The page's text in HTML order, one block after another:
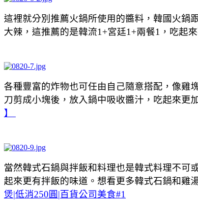
這裡就分別推薦火鍋所使用的醬料，韓國火鍋
大辣，這推薦的是韓流1+宮廷1+兩餐1，吃起
各種豐富的炸物也可任由自己隨意搭配，像雞
刀剪成小塊後，放入鍋中吸收醬汁，吃起來
】
當然韓式石鍋與拌飯和料理也是韓式料理不可
起來更有拌飯的味道。想看更多韓式石鍋和雞
煲|低消250圓|百貨公司美食#1